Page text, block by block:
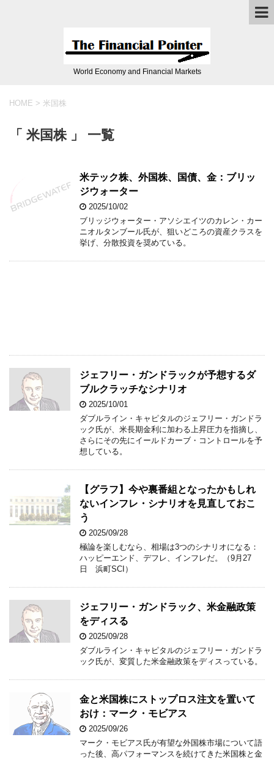
World Economy and Financial Markets
HOME > 米国株
「 米国株 」 一覧
米テック株、外国株、国債、金：ブリッ
ジウォーター
2025/10/02
ブリッジウォーター・アソシエイツのカレン・カー
ニオルタンブール氏が、狙いどころの資産クラスを
挙げ、分散投資を奨めている。
ジェフリー・ガンドラックが予想するダ
ブルクラッチなシナリオ
2025/10/01
ダブルライン・キャピタルのジェフリー・ガンドラ
ック氏が、米長期金利に加わる上昇圧力を指摘し、
さらにその先にイールドカーブ・コントロールを予
想している。
【グラフ】今や裏番組となったかもしれ
ないインフレ・シナリオを見直しておこ
う
2025/09/28
極論を楽しむなら、相場は3つのシナリオになる：
ハッピーエンド、デフレ、インフレだ。（9月27
日 浜町SCI）
ジェフリー・ガンドラック、米金融政策
をディスる
2025/09/28
ダブルライン・キャピタルのジェフリー・ガンドラ
ック氏が、変質した米金融政策をディスっている。
金と米国株にストップロス注文を置いて
おけ：マーク・モビアス
2025/09/26
マーク・モビアス氏が有望な外国株市場について語
った後、高パフォーマンスを続けてきた米国株と金